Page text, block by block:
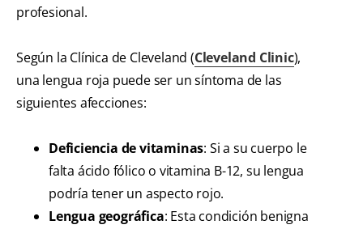
profesional.
Según la Clínica de Cleveland (Cleveland Clinic),
una lengua roja puede ser un síntoma de las
siguientes afecciones:
Deficiencia de vitaminas: Si a su cuerpo le
falta ácido fólico o vitamina B-12, su lengua
podría tener un aspecto rojo.
Lengua geográfica: Esta condición benigna